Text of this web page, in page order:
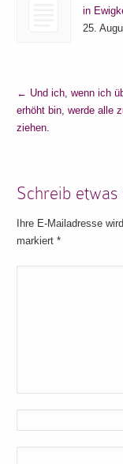
in
25.
← Und ich, wenn ich
erhöht bin, werde alle
ziehen.
Schreib etwas
Ihre E-Mailadresse
markiert*